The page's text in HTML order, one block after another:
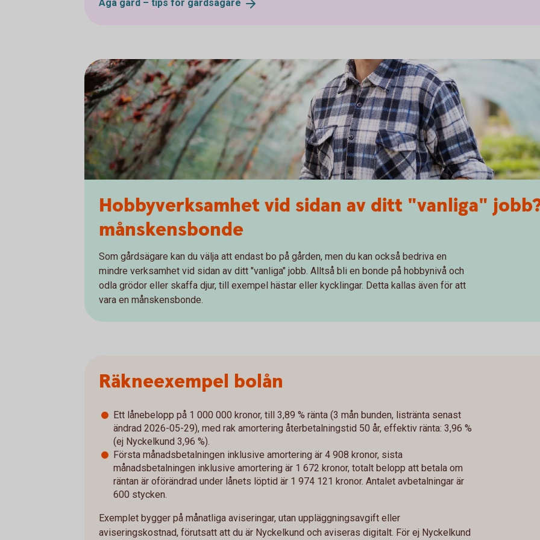
Äga gård – tips för gårdsägare
Hobbyverksamhet vid sidan av ditt "vanliga"
månskensbonde
Som gårdsägare kan du välja att endast bo på gården, men du kan också bedriva en
mindre verksamhet vid sidan av ditt "vanliga" jobb. Alltså bli en bonde på hobbynivå och
odla grödor eller skaffa djur, till exempel hästar eller kycklingar. Detta kallas även för att
vara en månskensbonde.
Räkneexempel bolån
Ett lånebelopp på 1 000 000 kronor, till 3,89 % ränta (3 mån bunden, listränta senast
ändrad 2026-05-29), med rak amortering återbetalningstid 50 år, effektiv ränta: 3,96 %
(ej Nyckelkund 3,96 %).
Första månadsbetalningen inklusive amortering är 4 908 kronor, sista
månadsbetalningen inklusive amortering är 1 672 kronor, totalt belopp att betala om
räntan är oförändrad under lånets löptid är 1 974 121 kronor. Antalet avbetalningar är
600 stycken.
Exemplet bygger på månatliga aviseringar, utan uppläggningsavgift eller
aviseringskostnad, förutsatt att du är Nyckelkund och aviseras digitalt. För ej Nyckelkund